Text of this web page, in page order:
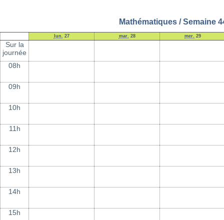
Mathématiques / Semaine
lun. 27 mar. 28 mer. 29
Sur la
journée
08h
09h
10h
11h
12h
13h
14h
15h